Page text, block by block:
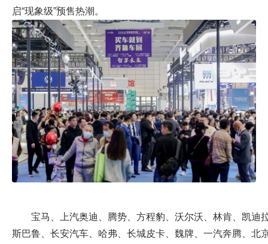
启“现象级”预售热潮。
宝马、上汽奥迪、腾势、方程豹、沃尔沃、林肯、凯迪
斯巴鲁、长安汽车、哈弗、长城皮卡、魏牌、一汽奔腾、北